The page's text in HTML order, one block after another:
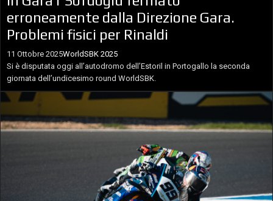
erroneamente dalla Direzione Gara.
Problemi fisici per Rinaldi
11 Ottobre 2025WorldSBK 2025
Si è disputata oggi all’autodromo dell’Estoril in Portogallo la seconda
giornata dell’undicesimo round WorldSBK.